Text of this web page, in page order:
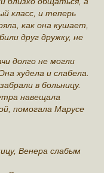
класс, и теперь
как она кушает,
друг дружку, не
долго не могли
худела и слабела.
в больницу.
навещала
помогала Марусе
Венера слабым